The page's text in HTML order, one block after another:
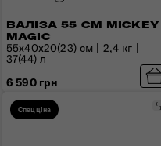
ВАЛІЗА 55 СМ MICKEY
MAGIC
55x40x20(23) см | 2,4 кг |
37(44) л
6 590 грн
Спецціна